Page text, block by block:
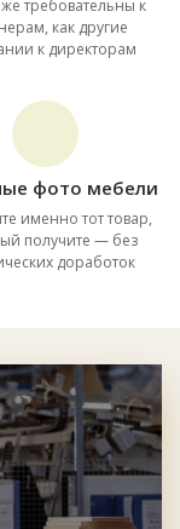
требовательны к
как другие
к директорам
фото мебели
именно тот товар,
получите — без
доработок